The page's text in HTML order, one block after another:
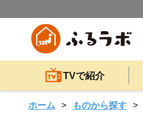
TVで紹介
ホーム ものから探す